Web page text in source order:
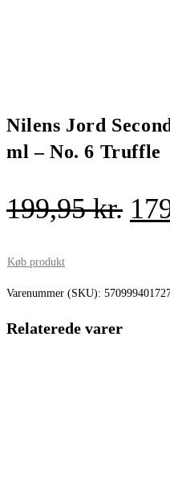
Nilens Jord
ml – No. 6 Truffle
199,95kr.
Køb produkt
Varenummer (SKU):
Relaterede varer